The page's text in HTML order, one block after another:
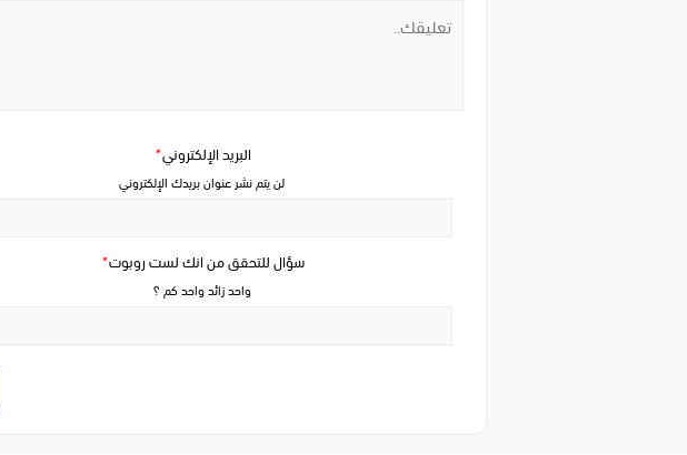
سؤال للتحقق من انك لست روبوت*
واحد زائد واحد كم ؟
البريد الإلكتروني*
لن يتم نشر عنوان بريدك الإلكتروني